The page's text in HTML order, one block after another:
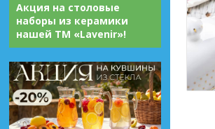
Акция на столовые
наборы из керамики
нашей ТМ «Lavenir»!